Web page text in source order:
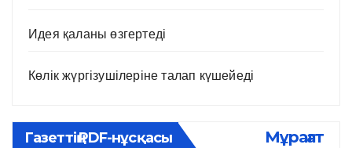
Идея қаланы өзгертеді
Көлік жүргізушілеріне талап күшейеді
Газеттің PDF-нұсқасы Мұрағат